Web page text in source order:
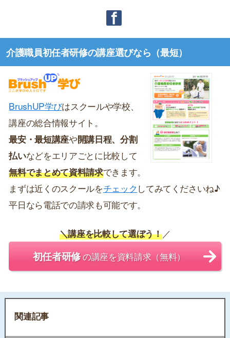
介護職員初任者研修の講座選びなら（最短）
BrushUP学びはスクールや学校、
講座の総合情報サイト。
最安・最短講座や開講日程、分割
払いなどをエリアごとに比較して
無料でまとめて資料請求できます。
まずは近くのスクールをチェック してみてくださいね♪
平日なら電話での請求も可能です。
＼講座を比較して選ぼう！／
初任者研修の講座を資料請求（無料）
関連記事